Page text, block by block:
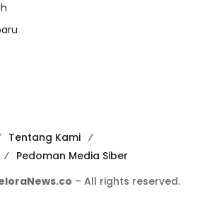
Tentang Kami
Pedoman Media Siber
– All rights reserved.